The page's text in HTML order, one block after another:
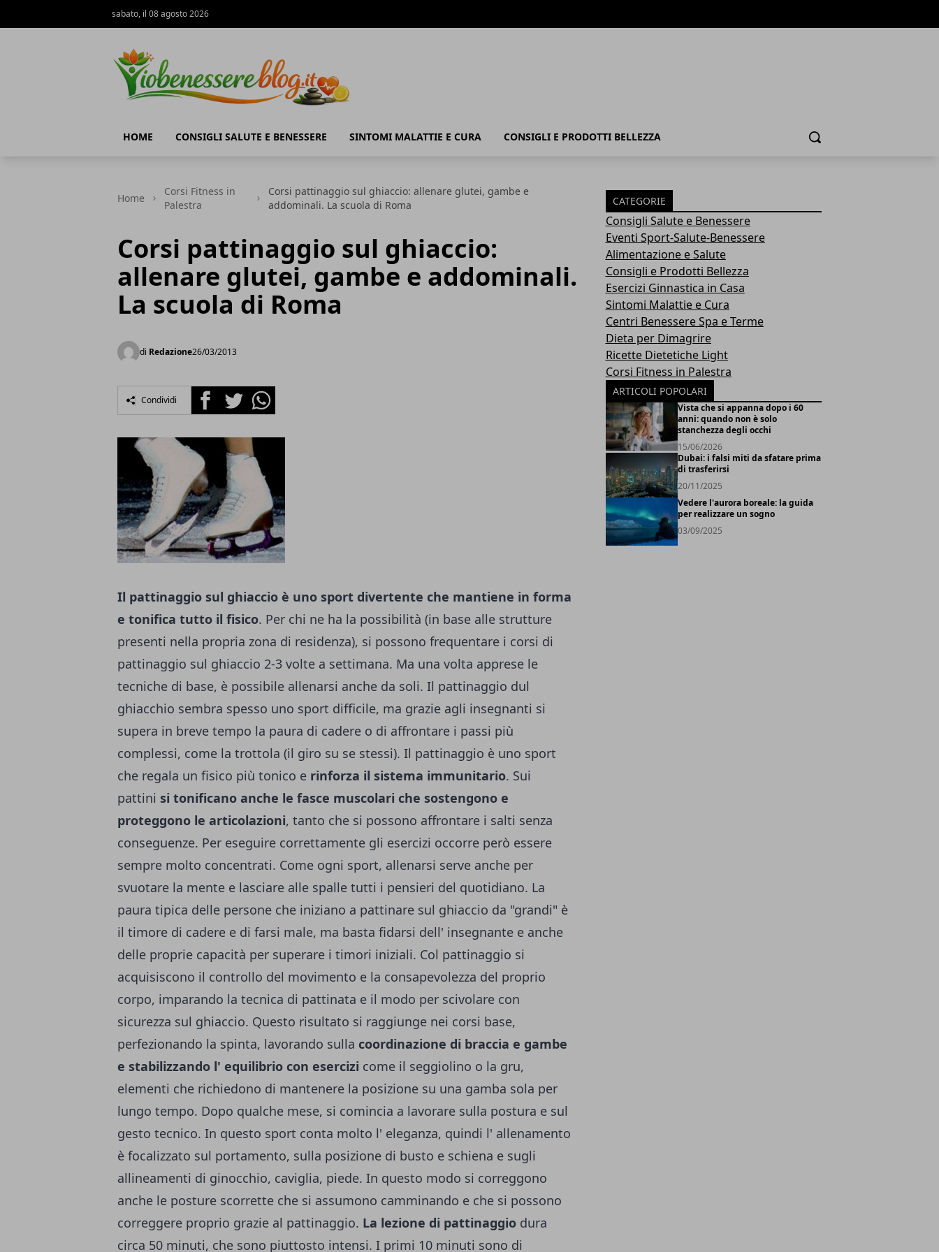
sabato, il 08 agosto 2026
HOME CONSIGLI SALUTE E BENESSERE SINTOMI MALATTIE E CURA CONSIGLI E PRODOTTI BELLEZZA Cerca
Home
Corsi Fitness in
Palestra
Corsi pattinaggio sul ghiaccio: allenare glutei, gambe e
addominali. La scuola di Roma
Corsi pattinaggio sul ghiaccio:
allenare glutei, gambe e addominali.
La scuola di Roma
di Redazione26/03/2013
Condividi FacebookTwitterWhatsapp
Il pattinaggio sul ghiaccio è uno sport divertente che mantiene in forma
e tonifica tutto il fisico. Per chi ne ha la possibilità (in base alle strutture
presenti nella propria zona di residenza), si possono frequentare i corsi di
pattinaggio sul ghiaccio 2-3 volte a settimana. Ma una volta apprese le
tecniche di base, è possibile allenarsi anche da soli. Il pattinaggio dul
ghiacchio sembra spesso uno sport difficile, ma grazie agli insegnanti si
supera in breve tempo la paura di cadere o di affrontare i passi più
complessi, come la trottola (il giro su se stessi). Il pattinaggio è uno sport
che regala un fisico più tonico e rinforza il sistema immunitario. Sui
pattini si tonificano anche le fasce muscolari che sostengono e
proteggono le articolazioni, tanto che si possono affrontare i salti senza
conseguenze. Per eseguire correttamente gli esercizi occorre però essere
sempre molto concentrati. Come ogni sport, allenarsi serve anche per
svuotare la mente e lasciare alle spalle tutti i pensieri del quotidiano. La
paura tipica delle persone che iniziano a pattinare sul ghiaccio da "grandi" è
il timore di cadere e di farsi male, ma basta fidarsi dell' insegnante e anche
delle proprie capacità per superare i timori iniziali. Col pattinaggio si
acquisiscono il controllo del movimento e la consapevolezza del proprio
corpo, imparando la tecnica di pattinata e il modo per scivolare con
sicurezza sul ghiaccio. Questo risultato si raggiunge nei corsi base,
perfezionando la spinta, lavorando sulla coordinazione di braccia e gambe
e stabilizzando l' equilibrio con esercizi come il seggiolino o la gru,
elementi che richiedono di mantenere la posizione su una gamba sola per
lungo tempo. Dopo qualche mese, si comincia a lavorare sulla postura e sul
gesto tecnico. In questo sport conta molto l' eleganza, quindi l' allenamento
è focalizzato sul portamento, sulla posizione di busto e schiena e sugli
allineamenti di ginocchio, caviglia, piede. In questo modo si correggono
anche le posture scorrette che si assumono camminando e che si possono
correggere proprio grazie al pattinaggio. La lezione di pattinaggio dura
circa 50 minuti, che sono piuttosto intensi. I primi 10 minuti sono di
CATEGORIE
Consigli Salute e Benessere
Eventi Sport-Salute-Benessere
Alimentazione e Salute
Consigli e Prodotti Bellezza
Esercizi Ginnastica in Casa
Sintomi Malattie e Cura
Centri Benessere Spa e Terme
Dieta per Dimagrire
Ricette Dietetiche Light
Corsi Fitness in Palestra
ARTICOLI POPOLARI
Vista che si appanna dopo i 60
anni: quando non è solo
stanchezza degli occhi
15/06/2026
Dubai: i falsi miti da sfatare prima
di trasferirsi
20/11/2025
Vedere l'aurora boreale: la guida
per realizzare un sogno
03/09/2025